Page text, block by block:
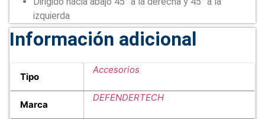
izquierda
Información adicional
Tipo
Accesorios
Marca
DEFENDERTECH